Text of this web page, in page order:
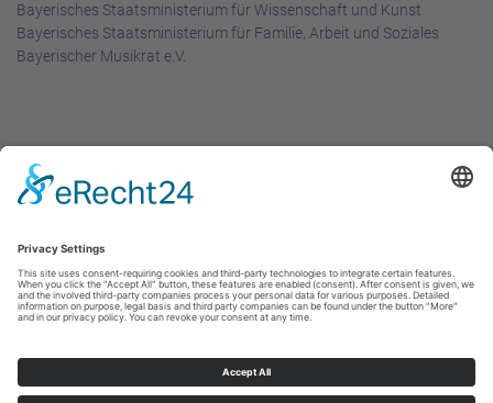
Bayerisches Staatsministerium für Wissenschaft und Kunst
Bayerisches Staatsministerium für Familie, Arbeit und Soziales
Bayerischer Musikrat e.V.
Rechtliches